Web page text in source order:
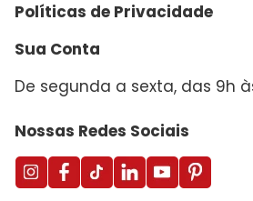
Políticas de Privacidade
Sua Conta
De segunda a sexta, das 9h
Nossas Redes Sociais